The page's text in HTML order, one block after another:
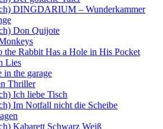
DINGDARIUM – Wunderkammer
Don Quijote
the Rabbit Has a Hole in His Pocket
Lies
in the garage
Thriller
Ich liebe Tisch
Im Notfall nicht die Scheibe
Kabarett Schwarz Weiß